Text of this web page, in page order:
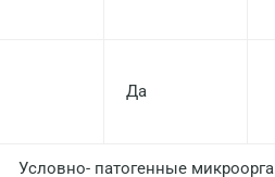
Да
Условно- патогенные